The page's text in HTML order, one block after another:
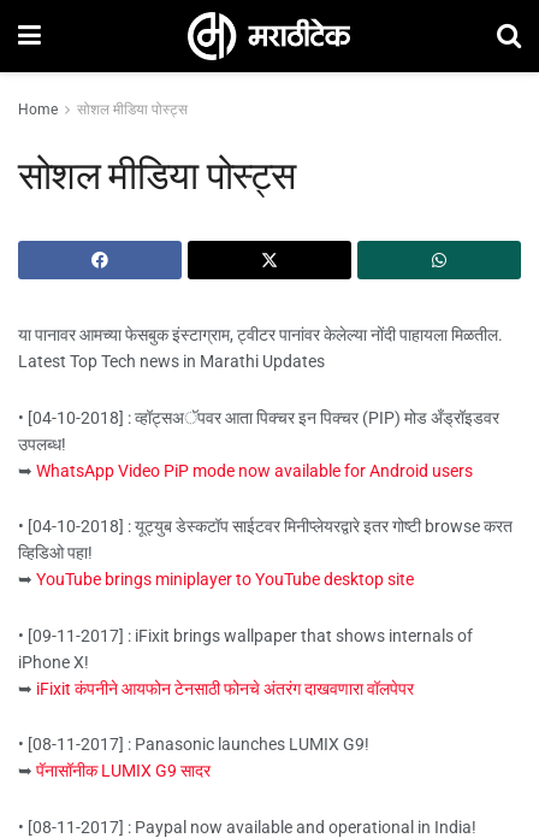
Home सोशल मीडिया पोस्ट्स
सोशल मीडिया पोस्ट्स
या पानावर आमच्या फेसबुक इंस्टाग्राम, ट्वीटर पानांवर केलेल्या नोंदी पाहायला मिळतील.
Latest Top Tech news in Marathi Updates
• [04-10-2018] : व्हॉट्सअॅपवर आता पिक्चर इन पिक्चर (PIP) मोड अँड्रॉइडवर
उपलब्ध!
➥ WhatsApp Video PiP mode now available for Android users
• [04-10-2018] : यूट्युब डेस्कटॉप साईटवर मिनीप्लेयरद्वारे इतर गोष्टी browse करत
व्हिडिओ पहा!
➥ YouTube brings miniplayer to YouTube desktop site
• [09-11-2017] : iFixit brings wallpaper that shows internals of
iPhone X!
➥ iFixit कंपनीने आयफोन टेनसाठी फोनचे अंतरंग दाखवणारा वॉलपेपर
• [08-11-2017] : Panasonic launches LUMIX G9!
➥ पॅनासॉनीक LUMIX G9 सादर
• [08-11-2017] : Paypal now available and operational in India!